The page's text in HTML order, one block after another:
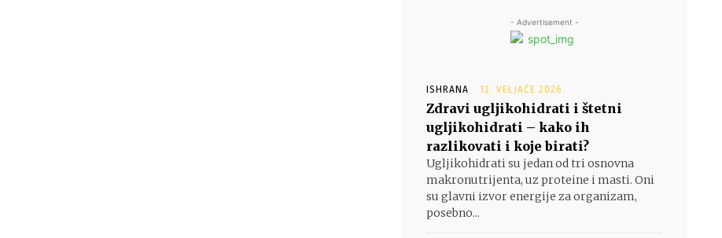
- Advertisement -
ISHRANA 12. VELJAČE 2026.
Zdravi ugljikohidrati i štetni
ugljikohidrati – kako ih
razlikovati i koje birati?
Ugljikohidrati su jedan od tri osnovna
makronutrijenta, uz proteine i masti. Oni
su glavni izvor energije za organizam,
posebno...